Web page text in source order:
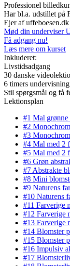
Professionel
Har bl.a. udstillet på
Ejer af uffeboesen.dk
Mød din underviser
Få adgang nu!
Læs mere om kurset
Inkluderet:
Livstidsadgang
30 danske
6 timers undervisning
Stil spørgsmål og få
Lektionsplan
#1 Mal grønne
#2
#3
#4 Mal med 2
#5 Mal med 2
#6 Grøn
#7 Abstrakte
#8 Mini
#9 Naturens
#10 Naturens
#11 Farverige
#12 Farverige
#13 Farverige
#14 Blomster
#15 Blomster
#16 Impulsiv
#17